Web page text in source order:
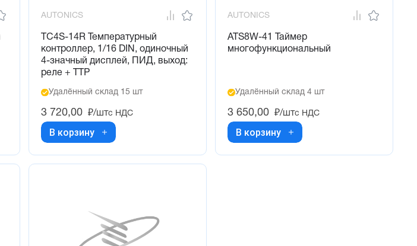
AUTONICS
TC4S-14R Температурный
контроллер, 1/16 DIN, одиночный
4-значный дисплей, ПИД, выход:
реле + ТТР
Удалённый склад 15 шт
3 720,00 ₽/штс НДС
В корзину
AUTONICS
ATS8W-41 Таймер
многофункциональный
Удалённый склад 4 шт
3 650,00 ₽/штс НДС
В корзину